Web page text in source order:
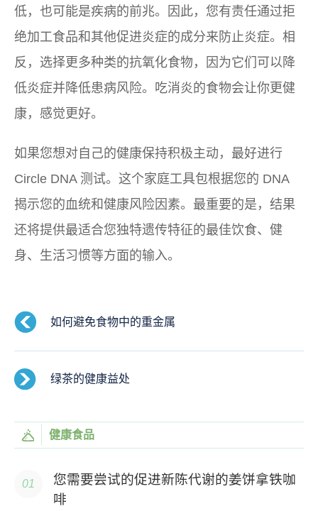
低，也可能是疾病的前兆。因此，您有责任通过拒
绝加工食品和其他促进炎症的成分来防止炎症。相
反，选择更多种类的抗氧化食物，因为它们可以降
低炎症并降低患病风险。吃消炎的食物会让你更健
康，感觉更好。
如果您想对自己的健康保持积极主动，最好进行
Circle DNA 测试。这个家庭工具包根据您的 DNA
揭示您的血统和健康风险因素。最重要的是，结果
还将提供最适合您独特遗传特征的最佳饮食、健
身、生活习惯等方面的输入。
如何避免食物中的重金属
绿茶的健康益处
健康食品
您需要尝试的促进新陈代谢的姜饼拿铁咖
啡